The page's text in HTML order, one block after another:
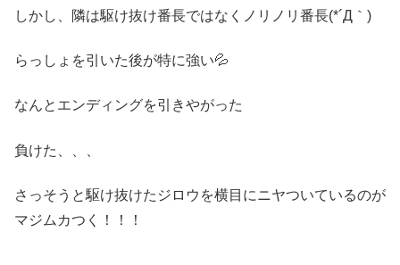
しかし、隣は駆け抜け番長ではなくノリノリ番長(*´Д｀)
らっしょを引いた後が特に強い💦
なんとエンディングを引きやがった
負けた、、、
さっそうと駆け抜けたジロウを横目にニヤついているのが
マジムカつく！！！